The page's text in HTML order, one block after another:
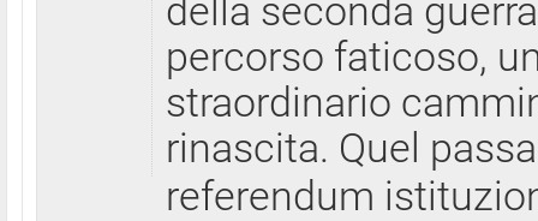
della seconda
percorso faticoso,
straordinario
rinascita. Quel
referendum